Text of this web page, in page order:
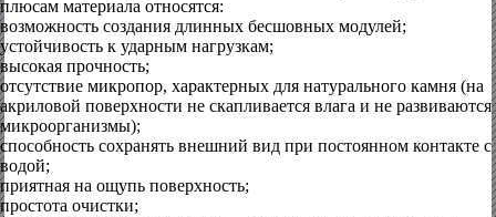
плюсам материала относятся:
возможность создания длинных бесшовных модулей;
устойчивость к ударным нагрузкам;
высокая прочность;
отсутствие микропор, характерных для натурального камня (на
акриловой поверхности не скапливается влага и не развиваются
микроорганизмы);
способность сохранять внешний вид при постоянном контакте с
водой;
приятная на ощупь поверхность;
простота очистки;